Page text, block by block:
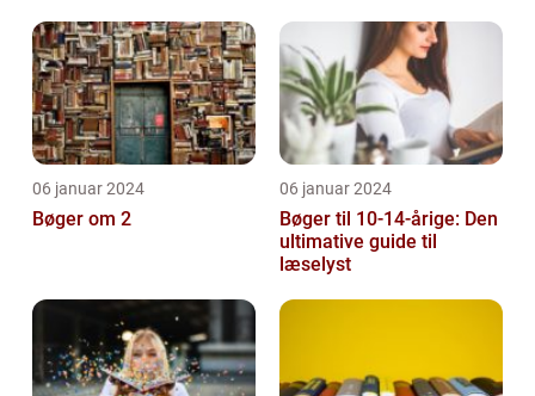
06 januar 2024
Bøger om 2
06 januar 2024
Bøger til 10-14-årige: Den
ultimative guide til
læselyst